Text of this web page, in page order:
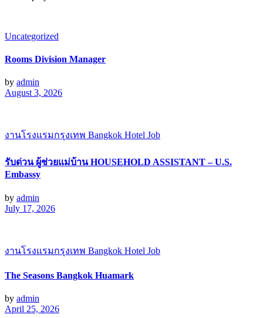
Uncategorized
Rooms Division Manager
by admin
August 3, 2026
งานโรงแรมกรุงเทพ Bangkok Hotel Job
รับด่วน ผู้ช่วยแม่บ้าน HOUSEHOLD ASSISTANT – U.S.
Embassy
by admin
July 17, 2026
งานโรงแรมกรุงเทพ Bangkok Hotel Job
The Seasons Bangkok Huamark
by admin
April 25, 2026